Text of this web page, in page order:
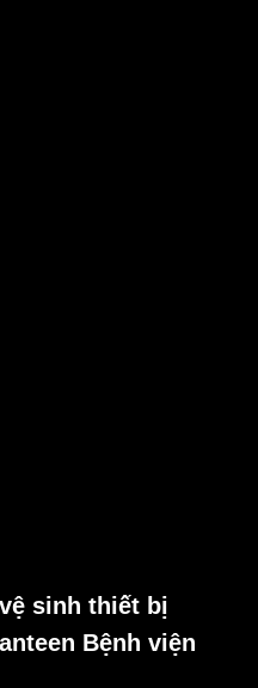
sinh thiết bị
Bệnh viện